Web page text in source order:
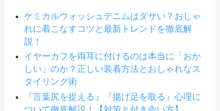
ケミカルウォッシュデニムはダサい？おしゃ
れに着こなすコツと最新トレンドを徹底解
説！
イヤーカフを両耳に付けるのは本当に「おか
しい」のか？正しい装着方法とおしゃれなス
タイリング術
『言葉尻を捉える』『揚げ足を取る』心理に